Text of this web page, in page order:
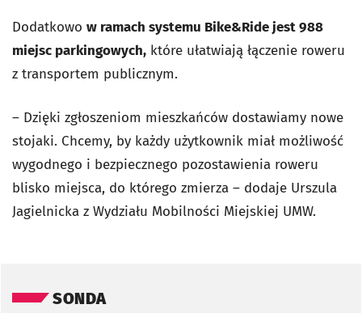
Dodatkowo w ramach systemu Bike&Ride jest 988
miejsc parkingowych, które ułatwiają łączenie roweru
z transportem publicznym.
– Dzięki zgłoszeniom mieszkańców dostawiamy nowe
stojaki. Chcemy, by każdy użytkownik miał możliwość
wygodnego i bezpiecznego pozostawienia roweru
blisko miejsca, do którego zmierza – dodaje Urszula
Jagielnicka z Wydziału Mobilności Miejskiej UMW.
SONDA